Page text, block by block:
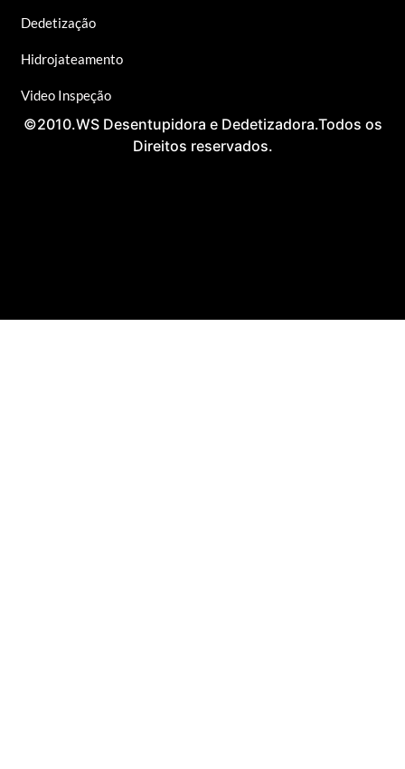
Dedetização
Hidrojateamento
Video Inspeção
©2010.WS Desentupidora e Dedetizadora.Todos os
Direitos reservados.